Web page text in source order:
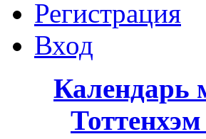
Регистрация
Вход
Календарь